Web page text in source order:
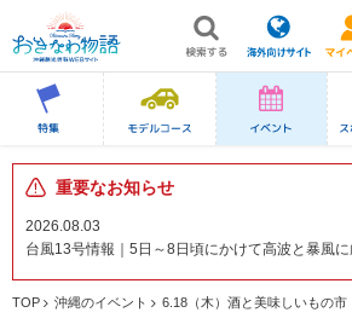
重要なお知らせ
2026.08.03
台風13号情報｜5日～8日頃にかけて高波と暴風
TOP 沖縄のイベント 6.18（木）酒と美味しいもの市